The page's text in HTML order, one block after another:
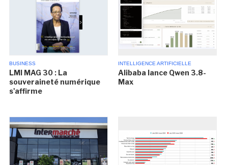
BUSINESS
LMI MAG 30 : La
souveraineté numérique
s'affirme
INTELLIGENCE ARTIFICIELLE
Alibaba lance Qwen 3.8-
Max